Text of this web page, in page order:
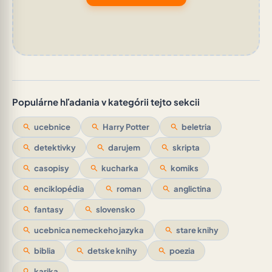
Populárne hľadania v kategórii tejto sekcii
search ucebnice search Harry Potter search beletria
search detektivky search darujem search skripta
search casopisy search kucharka search komiks
search enciklopédia search roman search anglictina
search fantasy search slovensko
search ucebnica nemeckeho jazyka search stare knihy
search biblia search detske knihy search poezia